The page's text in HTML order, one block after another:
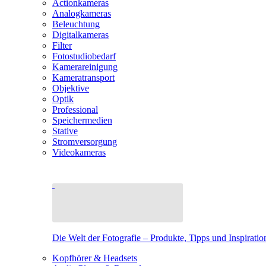
Actionkameras
Analogkameras
Beleuchtung
Digitalkameras
Filter
Fotostudiobedarf
Kamerareinigung
Kameratransport
Objektive
Optik
Professional
Speichermedien
Stative
Stromversorgung
Videokameras
Die Welt der Fotografie – Produkte, Tipps und
Kopfhörer & Headsets